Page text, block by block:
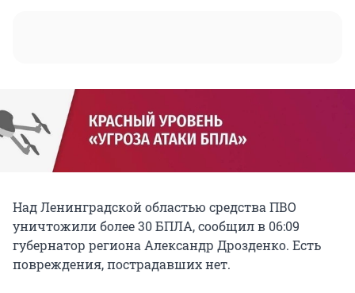
Над Ленинградской областью средства ПВО
уничтожили более 30 БПЛА, сообщил в 06:09
губернатор региона Александр Дрозденко. Есть
повреждения, пострадавших нет.